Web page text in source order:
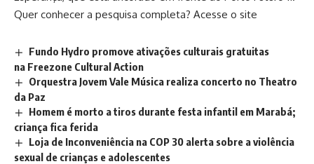
Quer conhecer a pesquisa completa? Acesse o site
Fundo Hydro promove ativações culturais gratuitas
na Freezone Cultural Action
Orquestra Jovem Vale Música realiza concerto no Theatro
da Paz
Homem é morto a tiros durante festa infantil em Marabá;
criança fica ferida
Loja de Inconveniência na COP 30 alerta sobre a violência
sexual de crianças e adolescentes